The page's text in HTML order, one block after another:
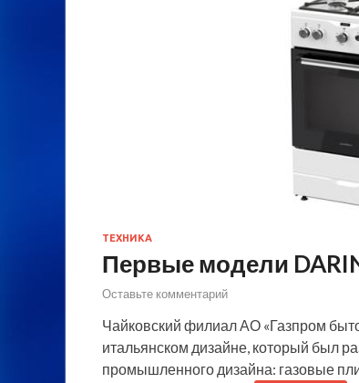
ТЕХНИКА
Первые модели
Оставьте комментарий
Чайковский филиал АО «Газпром
итальянском дизайне, который был
промышленного дизайна: газовые